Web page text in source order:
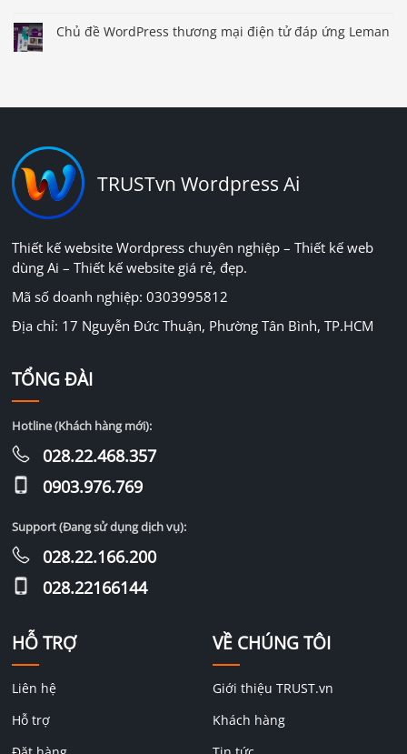
Chủ đề WordPress thương mại điện tử đáp ứng Leman
TRUSTvn Wordpress Ai
Thiết kế website Wordpress chuyên nghiệp – Thiết kế web
dùng Ai – Thiết kế website giá rẻ, đẹp.
Mã số doanh nghiệp: 0303995812
Địa chỉ: 17 Nguyễn Đức Thuận, Phường Tân Bình, TP.HCM
HỖ TRỢ
Liên hệ
Hỗ trợ
VỀ CHÚNG TÔI
Giới thiệu TRUST.vn
Khách hàng
TỔNG ĐÀI
Hotline (Khách hàng mới):
028.22.468.357
0903.976.769
Support (Đang sử dụng dịch vụ):
028.22.166.200
028.22166144